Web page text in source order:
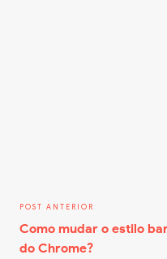
Como mudar o estilo
do Chrome?